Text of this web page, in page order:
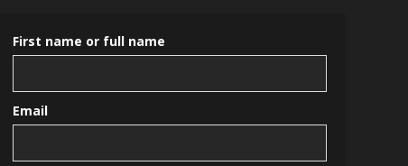
First name or full name
Email